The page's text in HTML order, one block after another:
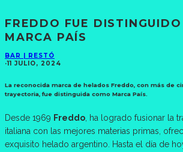
FREDDO FUE
MARCA PAÍS
BAR | RESTÓ
·11 JULIO, 2024
La reconocida marca de helados Freddo, con más de
trayectoria, fue distinguida como Marca País.
Desde 1969 Freddo, ha logrado fusionar la
italiana con las mejores materias primas,
exquisito helado argentino. Hasta el día de